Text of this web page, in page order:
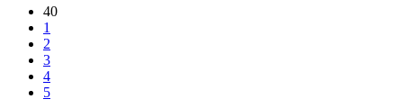
40
1
2
3
4
5